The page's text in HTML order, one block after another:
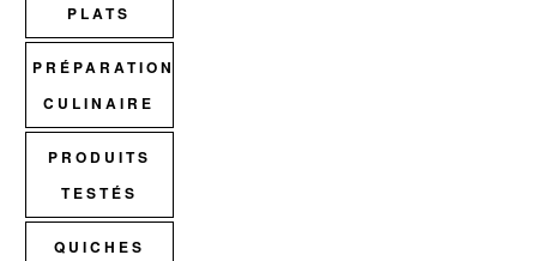
PLATS
PRÉPARATION
CULINAIRE
PRODUITS
TESTÉS
QUICHES